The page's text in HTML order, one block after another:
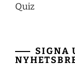
Quiz
SIGNA